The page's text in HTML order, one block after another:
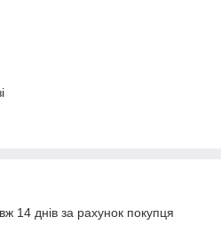
14 днів за рахунок покупця